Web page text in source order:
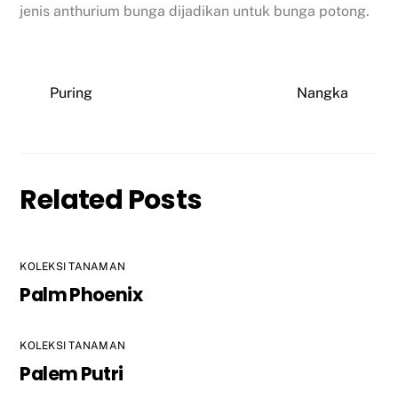
jenis anthurium bunga dijadikan untuk bunga potong.
Puring Nangka
Related Posts
KOLEKSI TANAMAN
Palm Phoenix
KOLEKSI TANAMAN
Palem Putri